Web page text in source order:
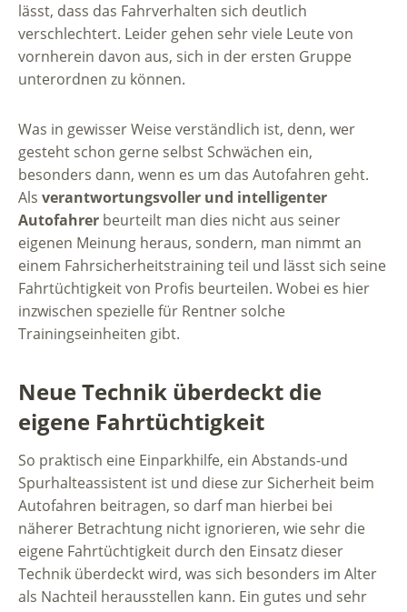
lässt, dass das Fahrverhalten sich deutlich
verschlechtert. Leider gehen sehr viele Leute von
vornherein davon aus, sich in der ersten Gruppe
unterordnen zu können.
Was in gewisser Weise verständlich ist, denn, wer
gesteht schon gerne selbst Schwächen ein,
besonders dann, wenn es um das Autofahren geht.
Als verantwortungsvoller und intelligenter
Autofahrer beurteilt man dies nicht aus seiner
eigenen Meinung heraus, sondern, man nimmt an
einem Fahrsicherheitstraining teil und lässt sich seine
Fahrtüchtigkeit von Profis beurteilen. Wobei es hier
inzwischen spezielle für Rentner solche
Trainingseinheiten gibt.
Neue Technik überdeckt die
eigene Fahrtüchtigkeit
So praktisch eine Einparkhilfe, ein Abstands-und
Spurhalteassistent ist und diese zur Sicherheit beim
Autofahren beitragen, so darf man hierbei bei
näherer Betrachtung nicht ignorieren, wie sehr die
eigene Fahrtüchtigkeit durch den Einsatz dieser
Technik überdeckt wird, was sich besonders im Alter
als Nachteil herausstellen kann. Ein gutes und sehr